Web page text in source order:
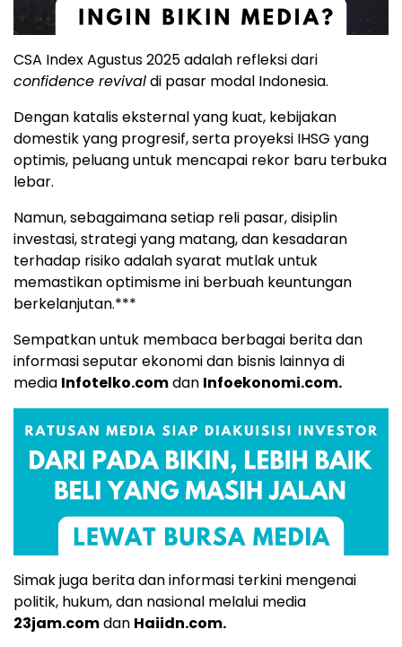
CSA Index Agustus 2025 adalah refleksi dari
confidence revivaldi pasar modal Indonesia.
Dengan katalis eksternal yang kuat, kebijakan
domestik yang progresif, serta proyeksi IHSG yang
optimis, peluang untuk mencapai rekor baru terbuka
lebar.
Namun, sebagaimana setiap reli pasar, disiplin
investasi, strategi yang matang, dan kesadaran
terhadap risiko adalah syarat mutlak untuk
memastikan optimisme ini berbuah keuntungan
berkelanjutan.***
Sempatkan untuk membaca berbagai berita dan
informasi seputar ekonomi dan bisnis lainnya di
media Infotelko.comdan Infoekonomi.com.
Simak juga berita dan informasi terkini mengenai
politik, hukum, dan nasional melalui media
23jam.comdan Haiidn.com.